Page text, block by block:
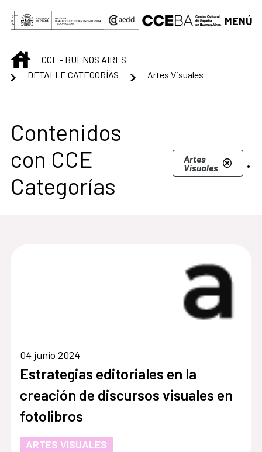
Saltar al contenido principal
MENÚ
INICIOCCE - BUENOS AIRES
DETALLE CATEGORÍAS
Artes Visuales
Centro Cultural de
Contenidos
con CCE
Categorías
Artes
Visuales .
04 junio 2024
Estrategias editoriales en la
creación de discursos visuales en
fotolibros
ARTES VISUALES